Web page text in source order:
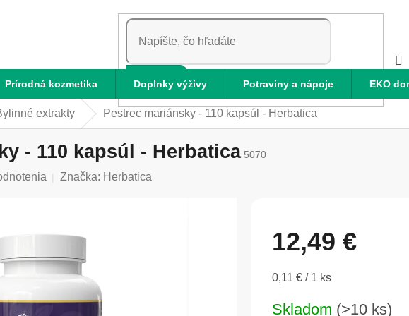
HĽADAŤ
Prírodná kozmetika Doplnky výživy Potraviny a nápoje EKO
extrakty Pestrec mariánsky - 110 kapsúl - Herbatica
- 110 kapsúl - Herbatica 5070
Značka: Herbatica
12,49 €
Jednotková
0,11 € / 1 ks
Skladom (>10 ks)